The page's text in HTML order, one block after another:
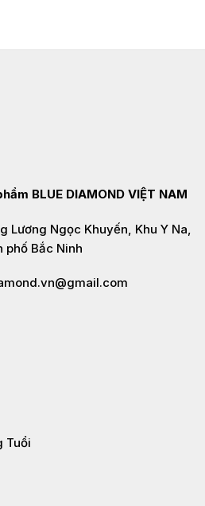
BLUE DIAMOND VIỆT NAM
Lương Ngọc Khuyến, Khu Y Na,
phố Bắc Ninh
Tuổi